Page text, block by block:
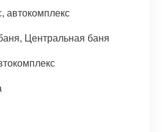
автокомплекс
Центральная баня